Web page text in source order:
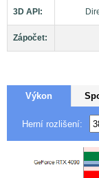
3D API:
Zápočet:
Výkon
Herní rozlišení: